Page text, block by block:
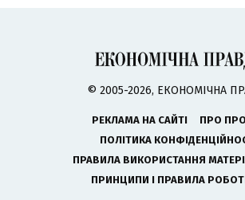
© 2005-2026, ЕКОНОМІЧНА
РЕКЛАМА НА САЙТІ
ПРО
ПОЛІТИКА
ПРАВИЛА ВИКОРИСТАННЯ
ПРИНЦИПИ І ПРАВИЛА